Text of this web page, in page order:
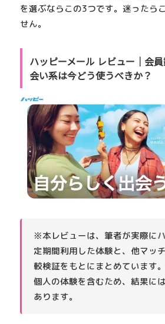
を選ぶならこの3つです。迷ったら
せん。
ハッピーメール レビュー｜会
会い系は今どう使うべきか？
※本レビューは、筆者が実際に
定期間利用した体験と、他マッ
較検証をもとにまとめています。
個人の体験を含むため、結果に
あります。